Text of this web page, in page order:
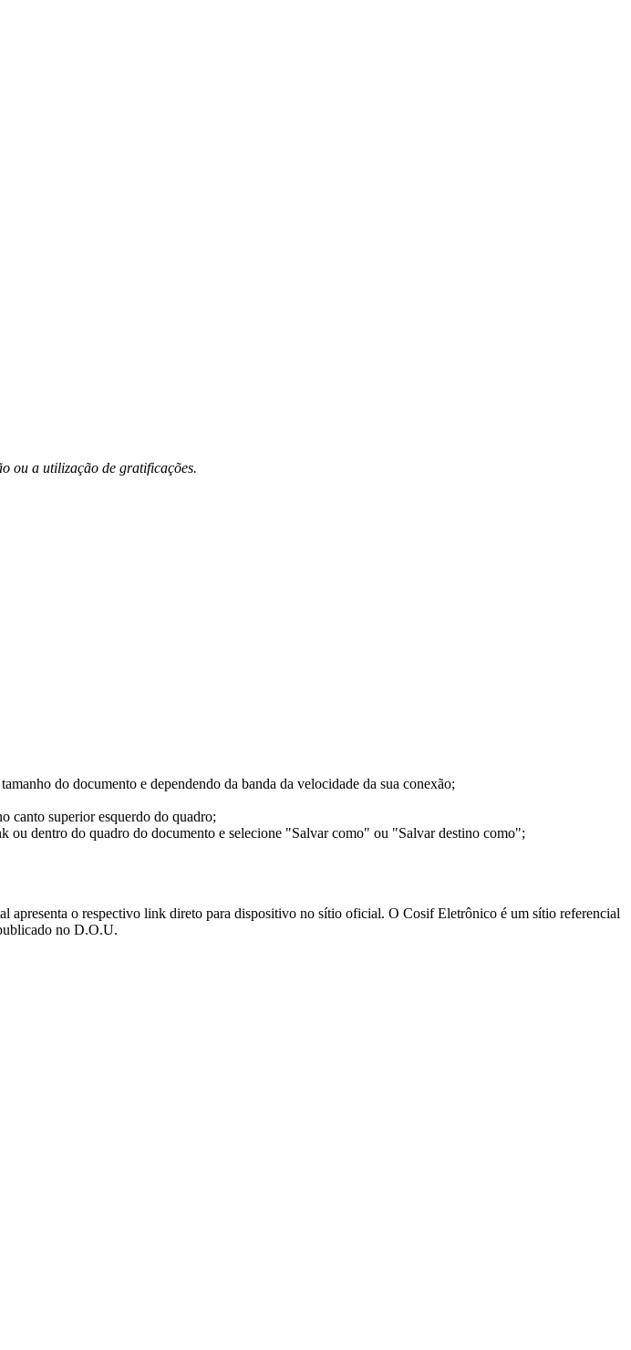
ou a utilização de gratificações.
do documento e dependendo da banda da velocidade da sua conexão;
canto superior esquerdo do quadro;
ou dentro do quadro do documento e selecione "Salvar como" ou "Salvar destino como";
apresenta o respectivo link direto para dispositivo no sítio oficial. O Cosif Eletrônico é um sítio referencial
no D.O.U.